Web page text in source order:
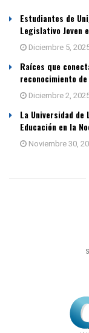
Estudiantes de
Legislativo Joven
Diciembre 5,
Raíces que
reconocimiento
Diciembre 2,
La Universidad
Educación en la
Noviembre 30,